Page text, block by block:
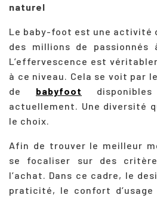
naturel
Le baby-foot est une
des millions de passionnés
L’effervescence est
à ce niveau. Cela se voit par
de babyfoot
actuellement. Une diversité
le choix.
Afin de trouver le meilleur
se focaliser sur des
l’achat. Dans ce cadre, le
praticité, le confort